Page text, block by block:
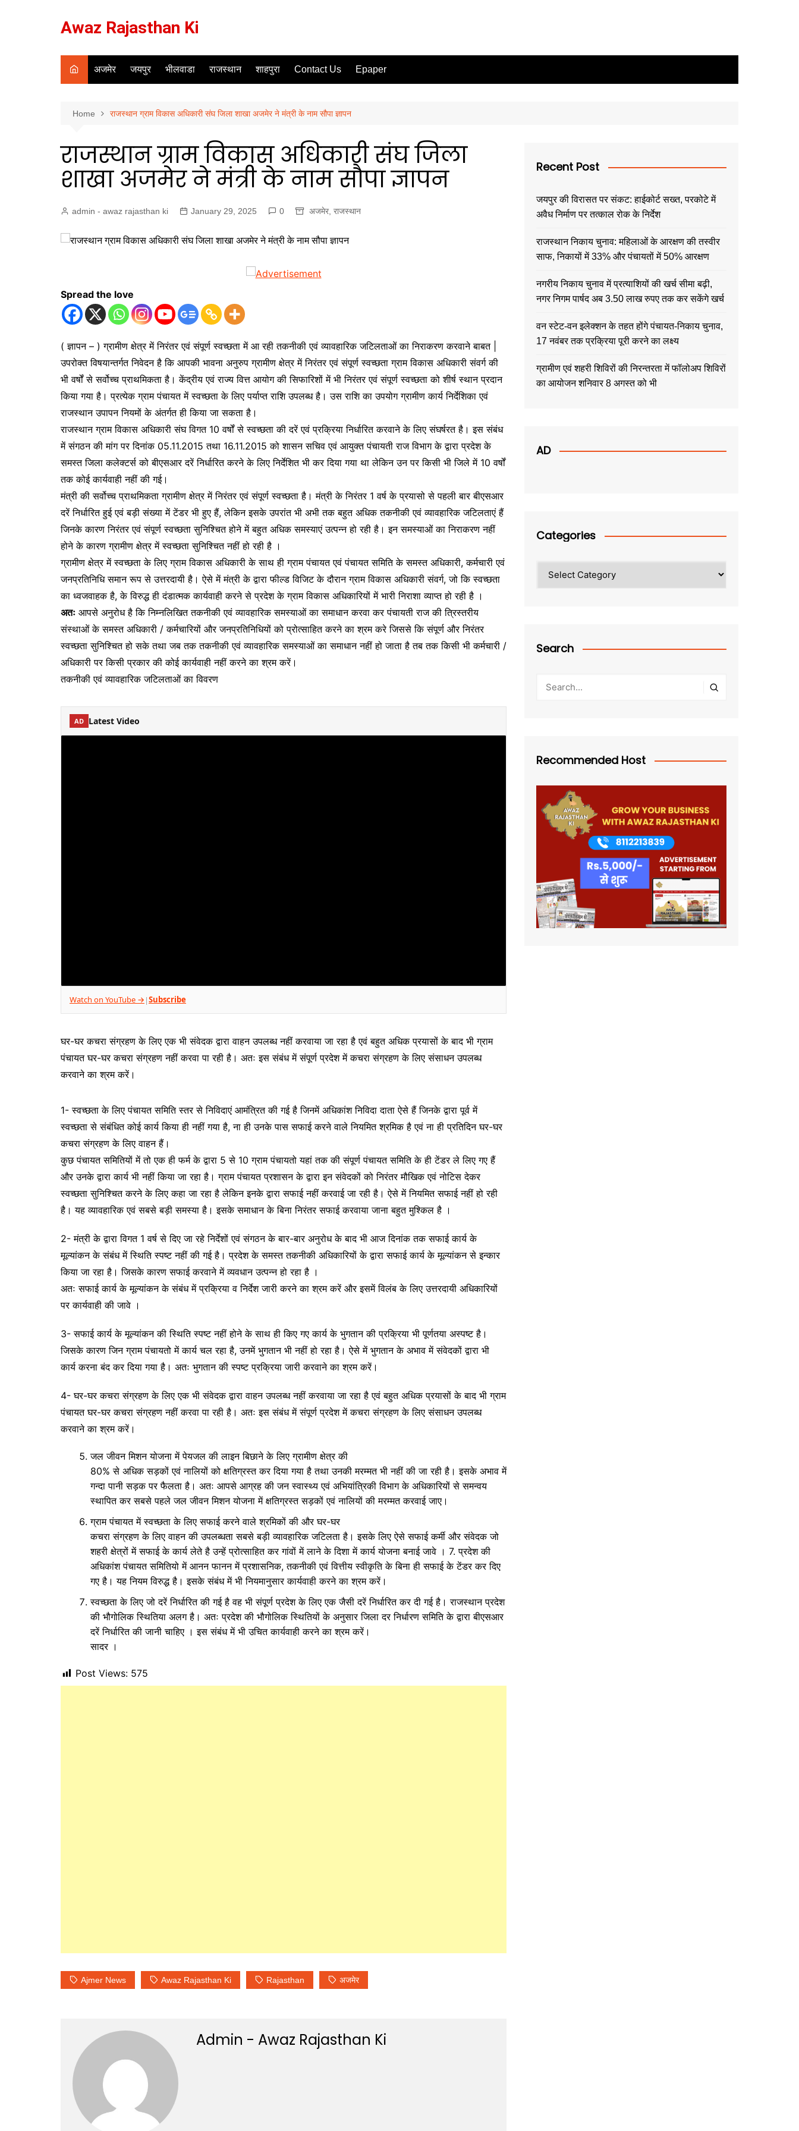
Awaz Rajasthan Ki
अजमेर जयपुर भीलवाडा राजस्थान शाहपुरा Contact Us Epaper
Home राजस्थान ग्राम विकास अधिकारी संघ जिला शाखा अजमेर ने मंत्री के नाम सौपा ज्ञापन
राजस्थान ग्राम विकास अधिकारी संघ जिला
शाखा अजमेर ने मंत्री के नाम सौपा ज्ञापन
admin - awaz rajasthan ki January 29, 2025 0 अजमेर राजस्थान
Spread the love
( ज्ञापन – ) ग्रामीण क्षेत्र में निरंतर एवं संपूर्ण स्वच्छता में आ रही तकनीकी एवं व्यावहारिक जटिलताओं का निराकरण करवाने बाबत |
उपरोक्त विषयान्तर्गत निवेदन है कि आपकी भावना अनुरुप ग्रामीण क्षेत्र में निरंतर एवं संपूर्ण स्वच्छता ग्राम विकास अधिकारी संवर्ग की
भी वर्षों से सर्वोच्च प्राथमिकता है। केंद्रीय एवं राज्य वित्त आयोग की सिफारिशों में भी निरंतर एवं संपूर्ण स्वच्छता को शीर्ष स्थान प्रदान
किया गया है। प्रत्येक ग्राम पंचायत में स्वच्छता के लिए पर्याप्त राशि उपलब्ध है। उस राशि का उपयोग ग्रामीण कार्य निर्देशिका एवं
राजस्थान उपापन नियमों के अंतर्गत ही किया जा सकता है।
राजस्थान ग्राम विकास अधिकारी संघ विगत 10 वर्षों से स्वच्छता की दरें एवं प्रक्रिया निर्धारित करवाने के लिए संघर्षरत है। इस संबंध
में संगठन की मांग पर दिनांक 05.11.2015 तथा 16.11.2015 को शासन सचिव एवं आयुक्त पंचायती राज विभाग के द्वारा प्रदेश के
समस्त जिला कलेक्टर्स को बीएसआर दरें निर्धारित करने के लिए निर्देशित भी कर दिया गया था लेकिन उन पर किसी भी जिले में 10 वर्षों
तक कोई कार्यवाही नहीं की गई।
मंत्री की सर्वोच्च प्राथमिकता ग्रामीण क्षेत्र में निरंतर एवं संपूर्ण स्वच्छता है। मंत्री के निरंतर 1 वर्ष के प्रयासो से पहली बार बीएसआर
दरें निर्धारित हुई एवं बड़ी संख्या में टेंडर भी हुए हैं, लेकिन इसके उपरांत भी अभी तक बहुत अधिक तकनीकी एवं व्यावहारिक जटिलताएं हैं
जिनके कारण निरंतर एवं संपूर्ण स्वच्छता सुनिश्चित होने में बहुत अधिक समस्याएं उत्पन्न हो रही है। इन समस्याओं का निराकरण नहीं
होने के कारण ग्रामीण क्षेत्र में स्वच्छता सुनिश्चित नहीं हो रही है ।
ग्रामीण क्षेत्र में स्वच्छता के लिए ग्राम विकास अधिकारी के साथ ही ग्राम पंचायत एवं पंचायत समिति के समस्त अधिकारी, कर्मचारी एवं
जनप्रतिनिधि समान रूप से उत्तरदायी है। ऐसे में मंत्री के द्वारा फील्ड विजिट के दौरान ग्राम विकास अधिकारी संवर्ग, जो कि स्वच्छता
का ध्वजवाहक है, के विरुद्ध ही दंडात्मक कार्यवाही करने से प्रदेश के ग्राम विकास अधिकारियों में भारी निराशा व्याप्त हो रही है ।
अतः आपसे अनुरोध है कि निम्नलिखित तकनीकी एवं व्यावहारिक समस्याओं का समाधान करवा कर पंचायती राज की त्रिस्तरीय
संस्थाओं के समस्त अधिकारी / कर्मचारियों और जनप्रतिनिधियों को प्रोत्साहित करने का श्रम करे जिससे कि संपूर्ण और निरंतर
स्वच्छता सुनिश्चित हो सके तथा जब तक तकनीकी एवं व्यावहारिक समस्याओं का समाधान नहीं हो जाता है तब तक किसी भी कर्मचारी /
अधिकारी पर किसी प्रकार की कोई कार्यवाही नहीं करने का श्रम करें।
तकनीकी एवं व्यावहारिक जटिलताओं का विवरण
AD Latest Video
Watch on YouTube → |Subscribe
घर-घर कचरा संग्रहण के लिए एक भी संवेदक द्वारा वाहन उपलब्ध नहीं करवाया जा रहा है एवं बहुत अधिक प्रयासों के बाद भी ग्राम
पंचायत घर-घर कचरा संग्रहण नहीं करवा पा रही है। अतः इस संबंध में संपूर्ण प्रदेश में कचरा संग्रहण के लिए संसाधन उपलब्ध
करवाने का श्रम करें।
1- स्वच्छता के लिए पंचायत समिति स्तर से निविदाएं आमंत्रित की गई है जिनमें अधिकांश निविदा दाता ऐसे हैं जिनके द्वारा पूर्व में
स्वच्छता से संबंधित कोई कार्य किया ही नहीं गया है, ना ही उनके पास सफाई करने वाले नियमित श्रमिक है एवं ना ही प्रतिदिन घर-घर
कचरा संग्रहण के लिए वाहन हैं।
कुछ पंचायत समितियों में तो एक ही फर्म के द्वारा 5 से 10 ग्राम पंचायतो यहां तक की संपूर्ण पंचायत समिति के ही टेंडर ले लिए गए हैं
और उनके द्वारा कार्य भी नहीं किया जा रहा है। ग्राम पंचायत प्रशासन के द्वारा इन संवेदकों को निरंतर मौखिक एवं नोटिस देकर
स्वच्छता सुनिश्चित करने के लिए कहा जा रहा है लेकिन इनके द्वारा सफाई नहीं करवाई जा रही है। ऐसे में नियमित सफाई नहीं हो रही
है। यह व्यावहारिक एवं सबसे बड़ी समस्या है। इसके समाधान के बिना निरंतर सफाई करवाया जाना बहुत मुश्किल है ।
2- मंत्री के द्वारा विगत 1 वर्ष से दिए जा रहे निर्देशों एवं संगठन के बार-बार अनुरोध के बाद भी आज दिनांक तक सफाई कार्य के
मूल्यांकन के संबंध में स्थिति स्पष्ट नहीं की गई है। प्रदेश के समस्त तकनीकी अधिकारियों के द्वारा सफाई कार्य के मूल्यांकन से इन्कार
किया जा रहा है। जिसके कारण सफाई करवाने में व्यवधान उत्पन्न हो रहा है ।
अतः सफाई कार्य के मूल्यांकन के संबंध में प्रक्रिया व निर्देश जारी करने का श्रम करें और इसमें विलंब के लिए उत्तरदायी अधिकारियों
पर कार्यवाही की जावे ।
3- सफाई कार्य के मूल्यांकन की स्थिति स्पष्ट नहीं होने के साथ ही किए गए कार्य के भुगतान की प्रक्रिया भी पूर्णतया अस्पष्ट है।
जिसके कारण जिन ग्राम पंचायतो में कार्य चल रहा है, उनमें भुगतान भी नहीं हो रहा है। ऐसे में भुगतान के अभाव में संवेदकों द्वारा भी
कार्य करना बंद कर दिया गया है। अतः भुगतान की स्पष्ट प्रक्रिया जारी करवाने का श्रम करें।
4- घर-घर कचरा संग्रहण के लिए एक भी संवेदक द्वारा वाहन उपलब्ध नहीं करवाया जा रहा है एवं बहुत अधिक प्रयासों के बाद भी ग्राम
पंचायत घर-घर कचरा संग्रहण नहीं करवा पा रही है। अतः इस संबंध में संपूर्ण प्रदेश में कचरा संग्रहण के लिए संसाधन उपलब्ध
करवाने का श्रम करें।
जल जीवन मिशन योजना में पेयजल की लाइन बिछाने के लिए ग्रामीण क्षेत्र की
80% से अधिक सड़कों एवं नालियों को क्षतिग्रस्त कर दिया गया है तथा उनकी मरम्मत भी नहीं की जा रही है। इसके अभाव में
गन्दा पानी सड़क पर फैलता है। अतः आपसे आग्रह की जन स्वास्थ्य एवं अभियांत्रिकी विभाग के अधिकारियों से समन्वय
स्थापित कर सबसे पहले जल जीवन मिशन योजना में क्षतिग्रस्त सड़कों एवं नालियों की मरम्मत करवाई जाए।
ग्राम पंचायत में स्वच्छता के लिए सफाई करने वाले श्रमिकों की और घर-घर
कचरा संग्रहण के लिए वाहन की उपलब्धता सबसे बड़ी व्यावहारिक जटिलता है। इसके लिए ऐसे सफाई कर्मी और संवेदक जो
शहरी क्षेत्रों में सफाई के कार्य लेते है उन्हें प्रोत्साहित कर गांवों में लाने के दिशा में कार्य योजना बनाई जावे । 7. प्रदेश की
अधिकांश पंचायत समितियो में आनन फानन में प्रशासनिक, तकनीकी एवं वित्तीय स्वीकृति के बिना ही सफाई के टेंडर कर दिए
गए है। यह नियम विरुद्ध है। इसके संबंध में भी नियमानुसार कार्यवाही करने का श्रम करें।
स्वच्छता के लिए जो दरें निर्धारित की गई है वह भी संपूर्ण प्रदेश के लिए एक जैसी दरें निर्धारित कर दी गई है। राजस्थान प्रदेश
की भौगोलिक स्थितिया अलग है। अतः प्रदेश की भौगोलिक स्थितियों के अनुसार जिला दर निर्धारण समिति के द्वारा बीएसआर
दरें निर्धारित की जानी चाहिए । इस संबंध में भी उचित कार्यवाही करने का श्रम करें।
सादर ।
Post Views: 575
Ajmer News Awaz Rajasthan Ki Rajasthan अजमेर
Admin - Awaz Rajasthan Ki
Recent Post
जयपुर की विरासत पर संकट: हाईकोर्ट सख्त, परकोटे में
अवैध निर्माण पर तत्काल रोक के निर्देश
राजस्थान निकाय चुनाव: महिलाओं के आरक्षण की तस्वीर
साफ, निकायों में 33% और पंचायतों में 50% आरक्षण
नगरीय निकाय चुनाव में प्रत्याशियों की खर्च सीमा बढ़ी,
नगर निगम पार्षद अब 3.50 लाख रुपए तक कर सकेंगे खर्च
वन स्टेट-वन इलेक्शन के तहत होंगे पंचायत-निकाय चुनाव,
17 नवंबर तक प्रक्रिया पूरी करने का लक्ष्य
ग्रामीण एवं शहरी शिविरों की निरन्तरता में फॉलोअप शिविरों
का आयोजन शनिवार 8 अगस्त को भी
AD
Categories
Search
Recommended Host